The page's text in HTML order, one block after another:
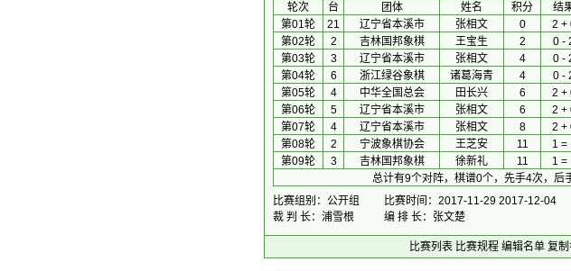
轮次 台 团体 姓名 积分 结
第01轮
21 辽宁省本溪市 张相文 0 2 +
第02轮
2 吉林国邦象棋 王宝生 2 0 -
第03轮
3 辽宁省本溪市 张相文 4 0 -
第04轮
6 浙江绿谷象棋 诸葛海青 4 0 -
第05轮
4 中华全国总会 田长兴 6 2 +
第06轮
5 辽宁省本溪市 张相文 6 2 +
第07轮
4 辽宁省本溪市 张相文 8 2 +
第08轮
2 宁波象棋协会 王芝安 11 1 =
第09轮
3 吉林国邦象棋 徐新礼 11 1 =
总计有9个对阵，棋谱0个，先手4次，
比赛组别：公开组
比赛时间：2017-11-29 2017-12-04
裁 判 长：浦雪根
编 排 长：张文楚
比赛列表 比赛规程 编辑名单 复